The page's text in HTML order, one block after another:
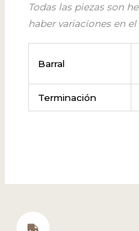
Todas las piezas son
haber variaciones en
Barral
Terminación